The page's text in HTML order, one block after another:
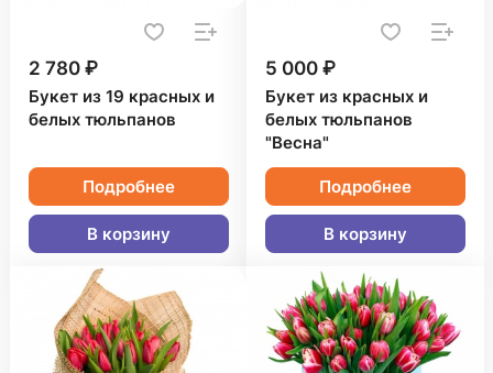
2 780 ₽
Букет из 19 красных и
белых тюльпанов
Подробнее
В корзину
5 000 ₽
Букет из красных и
белых тюльпанов
"Весна"
Подробнее
В корзину